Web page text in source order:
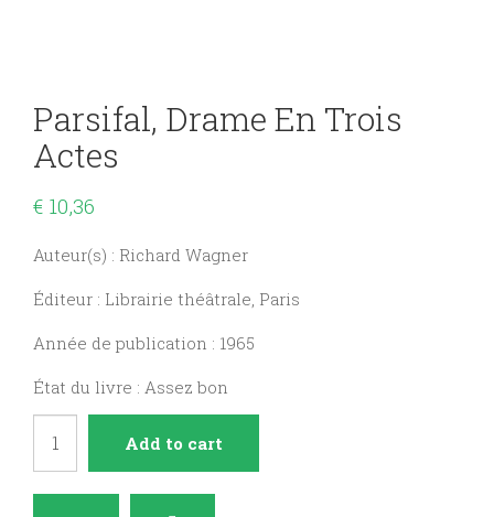
Parsifal, Drame En Trois
Actes
€ 10,36
Auteur(s) : Richard Wagner
Éditeur : Librairie théâtrale, Paris
Année de publication : 1965
État du livre : Assez bon
en
Add to cart